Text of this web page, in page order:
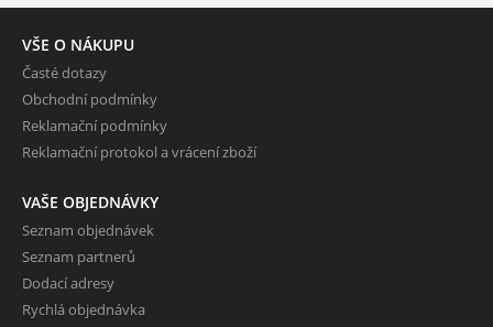
VŠE O NÁKUPU
Časté dotazy
Obchodní podmínky
Reklamační podmínky
Reklamační protokol a vrácení zboží
VAŠE OBJEDNÁVKY
Seznam objednávek
Seznam partnerů
Dodací adresy
Rychlá objednávka